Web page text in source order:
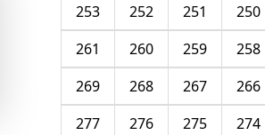
250
251
252
253
258
259
260
261
266
267
268
269
274
275
276
277